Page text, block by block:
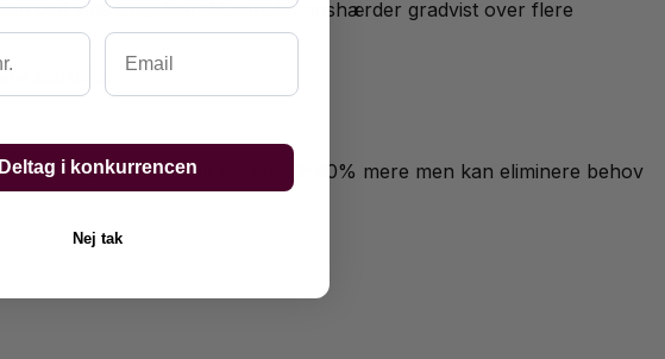
ved små projekter. Materialet aushærder gradvist over flere
startpris.
Drænende asfalt koster 20-40% mere men kan eliminere behov
Email
Deltag i konkurrencen
Nej tak